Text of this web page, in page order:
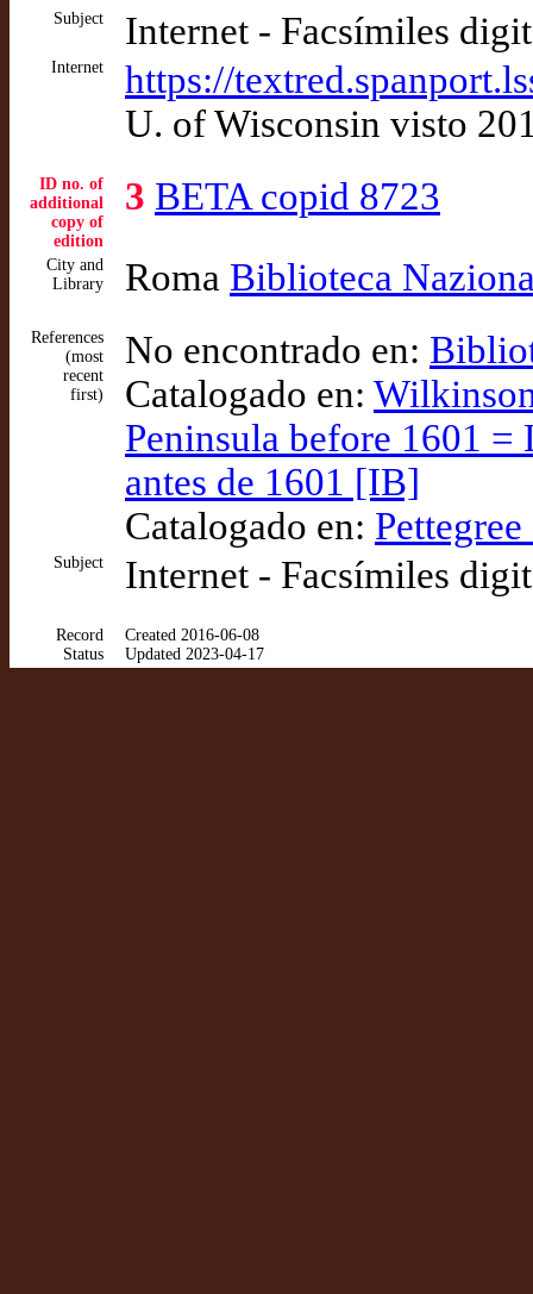
Subject Internet - Facsímiles
Internet
https://
U. of Wisconsin visto
ID no. of
additional
copy of
edition
3 BETA copid 8723
City and
Library
Roma Biblioteca
References
(most
recent
first)
No encontrado en:
Catalogado en:
Peninsula before 1601
antes de 1601 [IB]
Catalogado en:
Subject Internet - Facsímiles
Record
Status
Created 2016-06-08
Updated 2023-04-17